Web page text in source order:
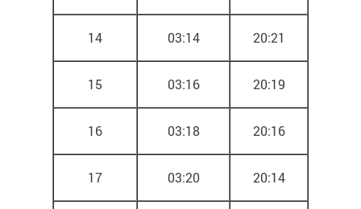
14 03:14 20:21
15 03:16 20:19
16 03:18 20:16
17 03:20 20:14